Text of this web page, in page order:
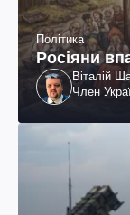
Політика
Росіяни
Віталій
Член